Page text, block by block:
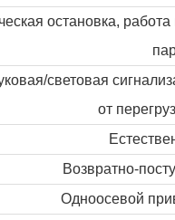
остановка,
световая
от
Возвратно-
Одноосевой